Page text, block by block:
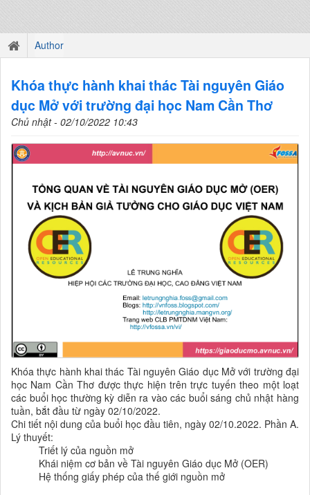
Author
Khóa thực hành khai thác Tài nguyên Giáo
dục Mở với trường đại học Nam Cần Thơ
Chủ nhật - 02/10/2022 10:43
Khóa thực hành khai thác Tài nguyên Giáo dục Mở với trường đại
học Nam Cần Thơ được thực hiện trên trực tuyến theo một loạt
các buổi học thường kỳ diễn ra vào các buổi sáng chủ nhật hàng
tuần, bắt đầu từ ngày 02/10/2022.
Chi tiết nội dung của buổi học đầu tiên, ngày 02/10.2022. Phần A.
Lý thuyết:
Triết lý của nguồn mở
Khái niệm cơ bản về Tài nguyên Giáo dục Mở (OER)
Hệ thống giấy phép của thế giới nguồn mở